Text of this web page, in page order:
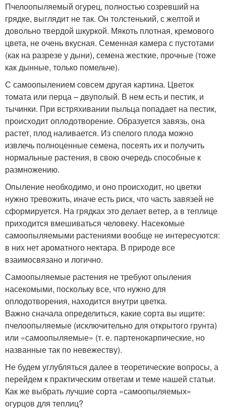
Пчелоопыляемый огурец, полностью созревший на
грядке, выглядит не так. Он толстенький, с желтой и
довольно твердой шкуркой. Мякоть плотная, кремового
цвета, не очень вкусная. Семенная камера с пустотами
(как на разрезе у дыни), семена жесткие, прочные (тоже
как дынные, только помельче).
С самоопылением совсем другая картина. Цветок
томата или перца – двуполый. В нем есть и пестик, и
тычинки. При встряхивании пыльца попадает на пестик,
происходит оплодотворение. Образуется завязь, она
растет, плод наливается. Из спелого плода можно
извлечь полноценные семена, посеять их и получить
нормальные растения, в свою очередь способные к
размножению.
Опыление необходимо, и оно происходит, но цветки
нужно тревожить, иначе есть риск, что часть завязей не
сформируется. На грядках это делает ветер, а в теплице
приходится вмешиваться человеку. Насекомые
самоопыляемыми растениями вообще не интересуются:
в них нет ароматного нектара. В природе все
взаимосвязано и логично.
Самоопыляемые растения не требуют опыления
насекомыми, поскольку все, что нужно для
оплодотворения, находится внутри цветка.
Важно сначала определиться, какие сорта вы ищите:
пчелоопыляемые (исключительно для открытого грунта)
или «самоопыляемые» (т. е. партенокарпические, но
названные так по невежеству).
Не будем углубляться далее в теоретические вопросы, а
перейдем к практическим ответам и теме нашей статьи.
Как же выбрать лучшие сорта «самоопыляемых»
огурцов для теплиц?